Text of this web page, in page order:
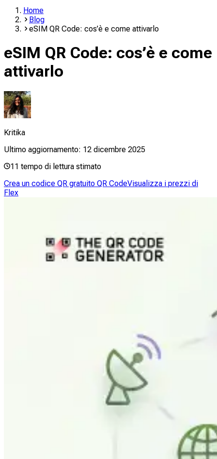
Home
Blog
eSIM QR Code: cos’è e come attivarlo
eSIM QR Code: cos’è e come
attivarlo
Kritika
Ultimo aggiornamento: 12 dicembre 2025
11 tempo di lettura stimato
Crea un codice QR gratuito QR CodeVisualizza i prezzi di
Flex